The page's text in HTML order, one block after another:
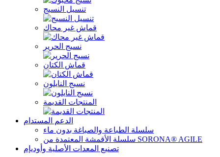
تنسيل النسيج
قماش غير محاك
نسيج الحرير
قماش الكتان
نسيج النايلون
المنتجات القديمة
الدعم المستدام
سلسلة الطباعة والصباغة بدون ماء
سلسلة الأقمشة المعتمدة من SORONA® AGILE
تصنيع المعدات الأصلية وأوديإم